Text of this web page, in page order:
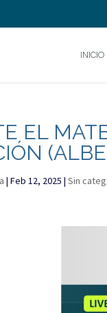
INICIO
EL
|Feb 12, 2025 |Sin